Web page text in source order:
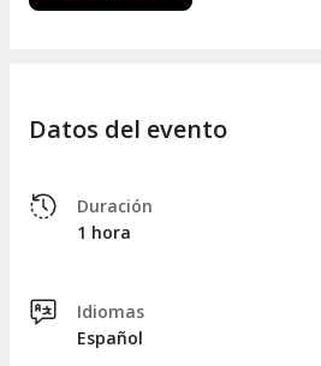
Datos del evento
Duración
1 hora
Idiomas
Español